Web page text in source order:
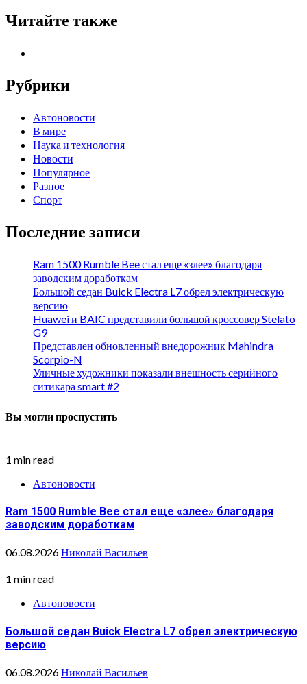
Читайте также
Рубрики
Автоновости
В мире
Наука и технология
Новости
Популярное
Разное
Спорт
Последние записи
Ram 1500 Rumble Bee стал еще «злее» благодаря
заводским доработкам
Большой седан Buick Electra L7 обрел электрическую
версию
Huawei и BAIC представили большой кроссовер Stelato
G9
Представлен обновленный внедорожник Mahindra
Scorpio-N
Уличные художники показали внешность серийного
ситикара smart #2
Вы могли проспустить
1 min read
Автоновости
Ram 1500 Rumble Bee стал еще «злее» благодаря
заводским доработкам
06.08.2026Николай Васильев
1 min read
Автоновости
Большой седан Buick Electra L7 обрел электрическую
версию
06.08.2026Николай Васильев